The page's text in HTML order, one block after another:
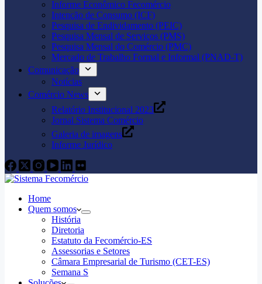
Informe Econômico Fecomércio
Intenção de Consumo (ICF)
Pesquisa de Endividamento (PEIC)
Pesquisa Mensal de Serviços (PMS)
Pesquisa Mensal do Comércio (PMC)
Mercado de Trabalho Formal e Informal (PNAD-T)
Comunicação
Notícias
Comércio News
Relatório Institucional 2023
Jornal Sistema Comércio
Galeria de imagens
Informe Jurídico
Home
Quem somos
História
Diretoria
Estatuto da Fecomércio-ES
Assessorias e Setores
Câmara Empresarial de Turismo (CET-ES)
Semana S